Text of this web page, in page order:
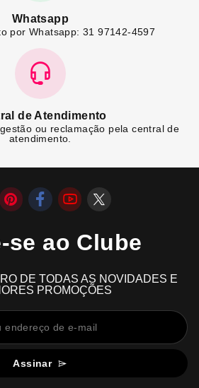
Whatsapp
por Whatsapp: 31 97142-4597
de Atendimento
ou reclamação pela central de
atendimento.
se ao Clube
DE TODAS AS NOVIDADES E
PROMOÇÕES
Assinar